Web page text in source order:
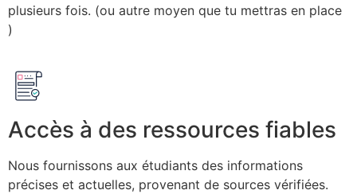
plusieurs fois. (ou autre moyen que tu mettras en place
)
Accès à des ressources fiables
Nous fournissons aux étudiants des informations
précises et actuelles, provenant de sources vérifiées.